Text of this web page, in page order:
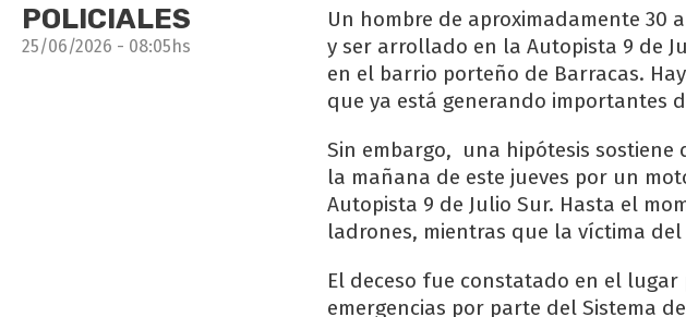
POLICIALES
25/06/2026 - 08:05hs
Un hombre de aproximadamente 30
y ser arrollado en la Autopista 9 de
en el barrio porteño de Barracas.
que ya está generando importantes
Sin embargo, una hipótesis
la mañana de este jueves por un
Autopista 9 de Julio Sur. Hasta el
ladrones, mientras que la víctima
El deceso fue constatado en el
emergencias por parte del Sistema